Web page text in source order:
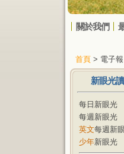
關於我們
首頁 > 電子
新眼光
每日新眼光
每週新眼光
英文每週新
少年新眼光